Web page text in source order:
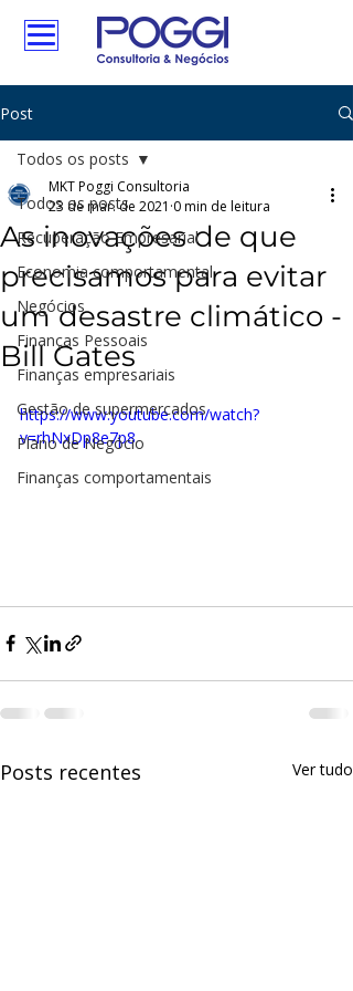
Post
Todos os posts
Recuperação Empresarial
Economia comportamental
Negócios
Finanças Pessoais
Finanças empresariais
Gestão de supermercados
Plano de Negócio
Finanças comportamentais
Todos os posts
As inovações de que
precisamos para evitar
um desastre climático -
Bill Gates
MKT Poggi Consultoria
23 de mar. de 2021 0 min de leitura
https://www.youtube.com/watch?
v=rhNxDp8e7p8
Posts recentes Ver tudo